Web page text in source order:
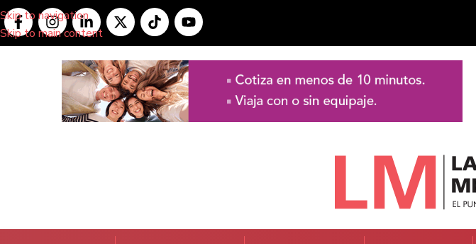
Skip to navigation
Skip to main content